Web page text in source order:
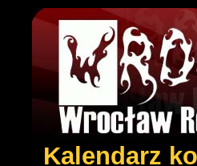
Kalendarz